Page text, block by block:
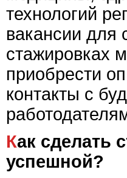
технологий
вакансии для
стажировках
приобрести
контакты с
Как сделать стажировку
успешной?